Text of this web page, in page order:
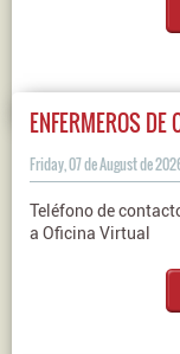
ENFERMEROS DE
Friday, 07 de August de
Teléfono de
a Oficina Virtual